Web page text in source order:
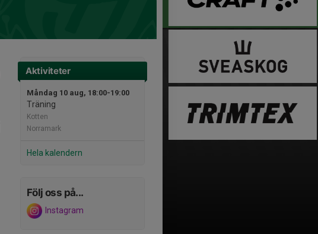
Aktiviteter
Måndag 10 aug, 18:00-19:00
Träning
Kotten
Norramark
Hela kalendern
Följ oss på...
Instagram